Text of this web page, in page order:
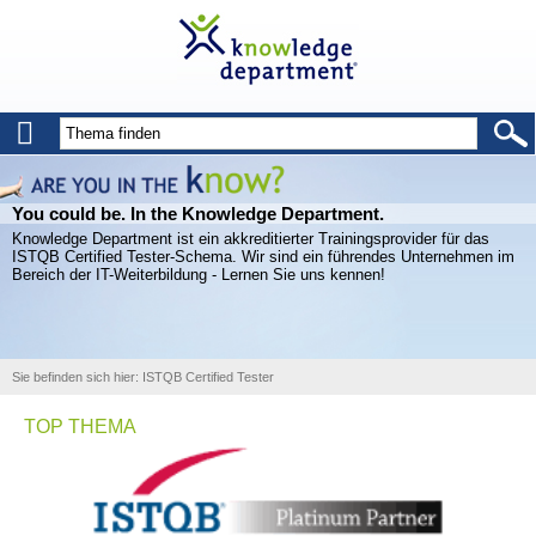
You could be. In the Knowledge Department.
Knowledge Department ist ein akkreditierter Trainingsprovider für das
ISTQB Certified Tester-Schema. Wir sind ein führendes Unternehmen im
Bereich der IT-Weiterbildung - Lernen Sie uns kennen!
Sie befinden sich hier: ISTQB Certified Tester
TOP THEMA